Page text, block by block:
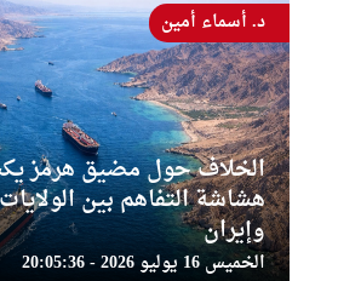
الخلاف حول مضيق هرمز
هشاشة التفاهم بين
وإيران
الخميس 16 يوليو 2026 - 20:05:36
د. أسماء أمين